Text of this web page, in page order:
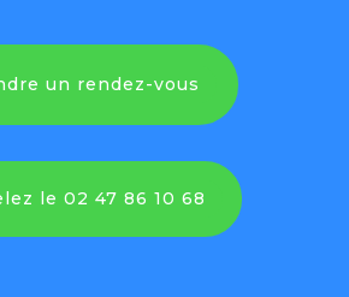
un rendez-vous
le 02 47 86 10 68